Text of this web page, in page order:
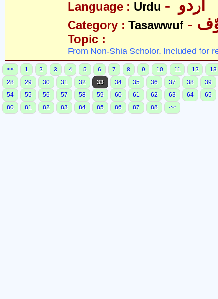
Language : Urdu
Category : Tasawwuf
Topic :
From Non-Shia Scholor. Included for
<< 1 2 3 4 5 6 7 8 9 10 11 12
13
28
29 30 31 32 33 34 35 36 37 38
39
54
55 56 57 58 59 60 61 62 63 64
65
80
81 82 83 84 85 86 87 88 >>